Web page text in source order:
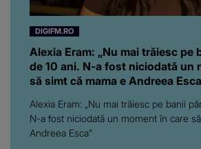
DIGIFM.RO
Alexia Eram: „Nu mai trăiesc pe
de 10 ani. N-a fost niciodată un
să simt că mama e Andreea
Alexia Eram: „Nu mai trăiesc pe banii
N-a fost niciodată un moment în care
Andreea Esca”